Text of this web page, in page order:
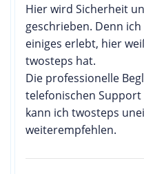
Hier wird Sicherheit
geschrieben. Denn
einiges erlebt, hier
twosteps hat.
Die professionelle
telefonischen
kann ich twosteps
weiterempfehlen.